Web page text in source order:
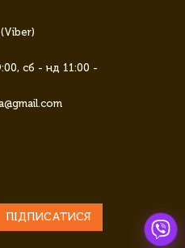
сб - нд 11:00 -
ПІДПИСАТИСЯ